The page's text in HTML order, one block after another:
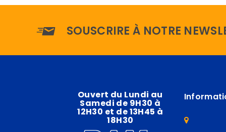
SOUSCRIRE À NOTRE
Ouvert du Lundi au
Samedi de 9H30 à
12H30 et de 13H45 à
18H30